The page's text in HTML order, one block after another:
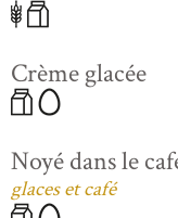
Crème glacée
Noyé dans le
glaces et café